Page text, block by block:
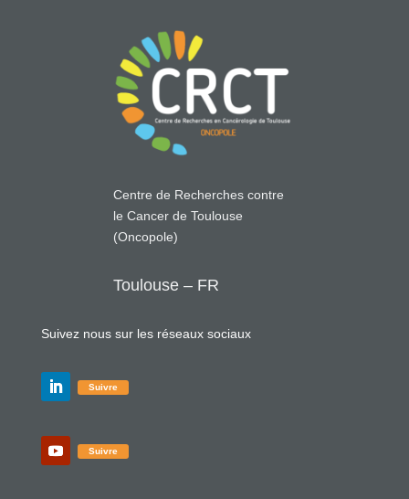
Centre de Recherches contre
le Cancer de Toulouse
(Oncopole)
Toulouse – FR
Suivez nous sur les réseaux sociaux
Suivre
Suivre